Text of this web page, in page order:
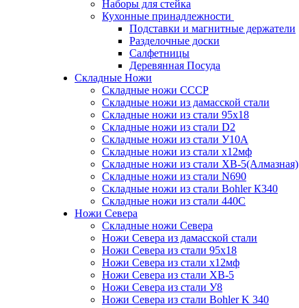
Наборы для стейка
Кухонные принадлежности
Подставки и магнитные держатели
Разделочные доски
Салфетницы
Деревянная Посуда
Складные Ножи
Cкладные ножи СССР
Складные ножи из дамасской стали
Складные ножи из стали 95х18
Складные ножи из стали D2
Складные ножи из стали У10А
Складные ножи из стали х12мф
Складные ножи из стали ХВ-5(Алмазная)
Складные ножи из стали N690
Складные ножи из стали Bohler К340
Складные ножи из стали 440С
Ножи Севера
Складные ножи Севера
Ножи Севера из дамасской стали
Ножи Севера из стали 95х18
Ножи Севера из стали х12мф
Ножи Севера из стали ХВ-5
Ножи Севера из стали У8
Ножи Севера из стали Bohler K 340